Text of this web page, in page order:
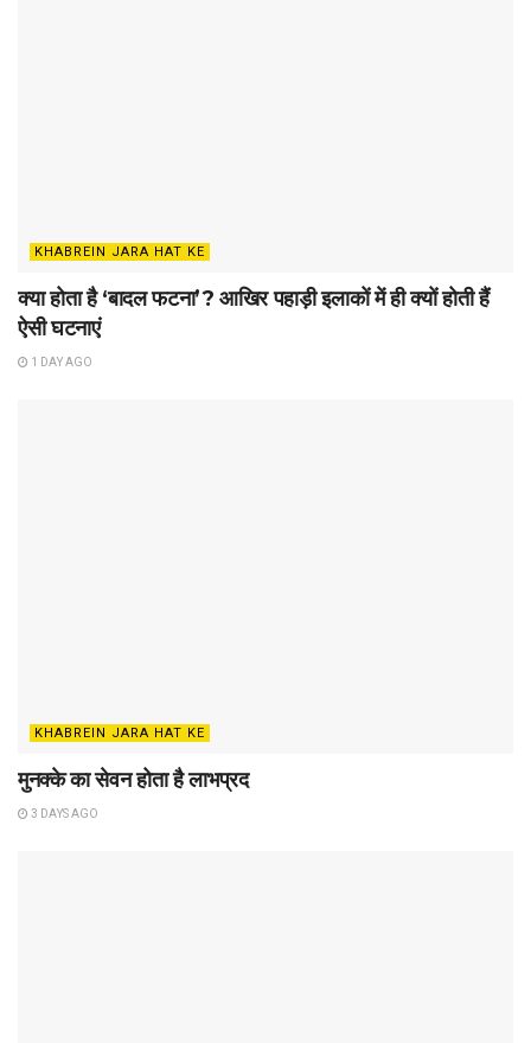
KHABREIN JARA HAT KE
क्या होता है ‘बादल फटना’? आखिर पहाड़ी इलाकों में ही क्यों होती हैं
ऐसी घटनाएं
1 DAY AGO
KHABREIN JARA HAT KE
मुनक्के का सेवन होता है लाभप्रद
3 DAYS AGO